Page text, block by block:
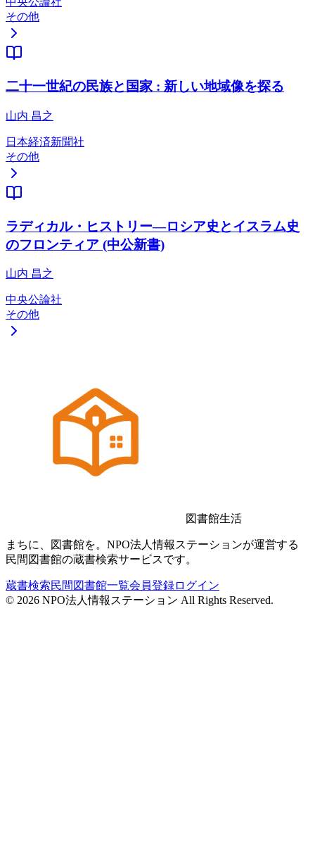
その他
二十一世紀の民族と国家 : 新しい地域像を探る
山内 昌之
日本経済新聞社
その他
ラディカル・ヒストリー―ロシア史とイスラム史
のフロンティア (中公新書)
山内 昌之
中央公論社
その他
図書館生活
まちに、図書館を。NPO法人情報ステーションが運営する
民間図書館の蔵書検索サービスです。
蔵書検索民間図書館一覧会員登録ログイン
© 2026 NPO法人情報ステーション All Rights Reserved.